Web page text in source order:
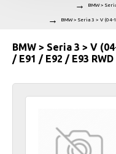
BMW >
BMW > Seria 3 > V
BMW > Seria 3 > V
/ E91 / E92 / E93 RWD